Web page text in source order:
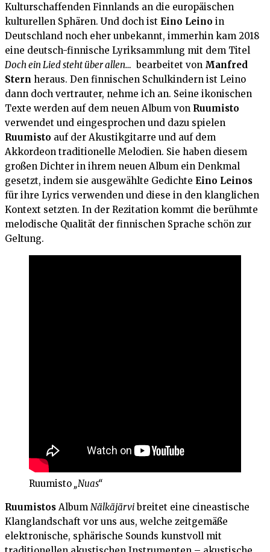
Kulturschaffenden Finnlands an die europäischen
kulturellen Sphären. Und doch ist Eino Leino in
Deutschland noch eher unbekannt, immerhin kam 2018
eine deutsch-finnische Lyriksammlung mit dem Titel
Doch ein Lied steht über allen… bearbeitet von Manfred
Stern heraus. Den finnischen Schulkindern ist Leino
dann doch vertrauter, nehme ich an. Seine ikonischen
Texte werden auf dem neuen Album von Ruumisto
verwendet und eingesprochen und dazu spielen
Ruumisto auf der Akustikgitarre und auf dem
Akkordeon traditionelle Melodien. Sie haben diesem
großen Dichter in ihrem neuen Album ein Denkmal
gesetzt, indem sie ausgewählte Gedichte Eino Leinos
für ihre Lyrics verwenden und diese in den klanglichen
Kontext setzten. In der Rezitation kommt die berühmte
melodische Qualität der finnischen Sprache schön zur
Geltung.
Ruumisto „Nuas“
Ruumistos Album Nälkäjärvibreitet eine cineastische
Klanglandschaft vor uns aus, welche zeitgemäße
elektronische, sphärische Sounds kunstvoll mit